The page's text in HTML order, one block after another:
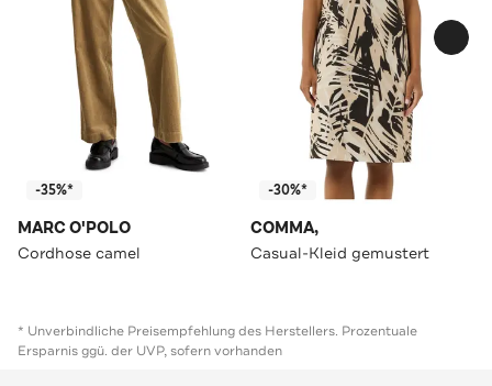
-35%*
MARC O'POLO
Cordhose camel
-30%*
COMMA,
Casual-Kleid gemustert
* Unverbindliche Preisempfehlung des Herstellers. Prozentuale
Ersparnis ggü. der UVP, sofern vorhanden